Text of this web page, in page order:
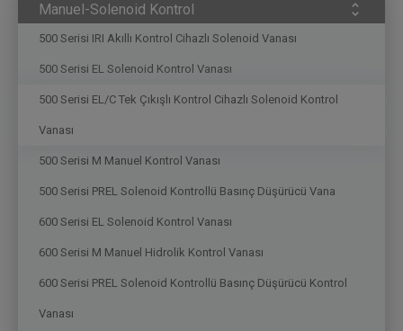
Manuel-Solenoid Kontrol
500 Serisi IRI Akıllı Kontrol Cihazlı Solenoid Vanası
500 Serisi EL Solenoid Kontrol Vanası
500 Serisi EL/C Tek Çıkışlı Kontrol Cihazlı Solenoid Kontrol
Vanası
500 Serisi M Manuel Kontrol Vanası
500 Serisi PREL Solenoid Kontrollü Basınç Düşürücü Vana
600 Serisi EL Solenoid Kontrol Vanası
600 Serisi M Manuel Hidrolik Kontrol Vanası
600 Serisi PREL Solenoid Kontrollü Basınç Düşürücü Kontrol
Vanası